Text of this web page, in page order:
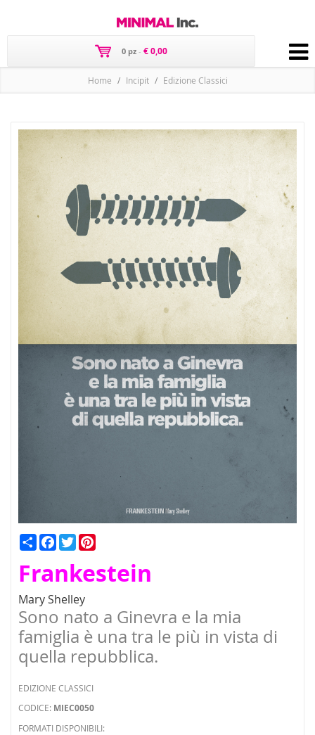
0 pz - € 0,00
Home Incipit Edizione Classici
CondividiFacebook
Twitter
Frankestein
Mary Shelley
Sono nato a Ginevra e la mia
famiglia è una tra le più in vista di
quella repubblica.
EDIZIONE CLASSICI
CODICE: MIEC0050
FORMATI DISPONIBILI: